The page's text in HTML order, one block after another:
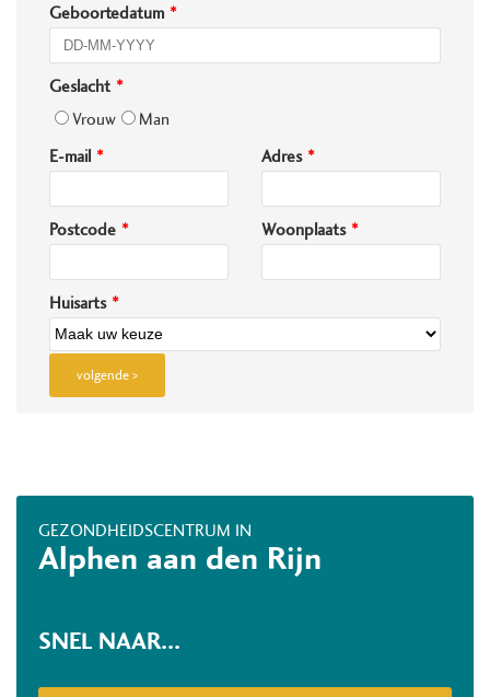
Geboortedatum
Geslacht
Vrouw
Man
E-mail
Adres
Postcode Woonplaats
Huisarts
volgende >
GEZONDHEIDSCENTRUM IN
Alphen aan den Rijn
SNEL NAAR...